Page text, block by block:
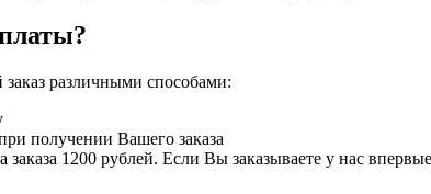
различными способами:
получении Вашего заказа
1200 рублей. Если Вы заказываете у нас